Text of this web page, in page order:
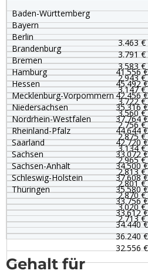
Baden-Württemberg
3.463 €
41.556 €
Bayern
3.791 €
45.492 €
Berlin
3.583 €
42.456 €
Brandenburg
2.943 €
35.316 €
Bremen
3.147 €
37.764 €
Hamburg
3.722 €
44.644 €
Hessen
3.560 €
42.720 €
Mecklenburg-Vorpommern
2.756 €
33.072 €
Niedersachsen
2.875 €
34.500 €
Nordrhein-Westfalen
3.134 €
37.608 €
Rheinland-Pfalz
2.965 €
35.580 €
Saarland
2.813 €
33.756 €
Sachsen
2.801 €
33.612 €
Sachsen-Anhalt
2.870 €
34.440 €
Schleswig-Holstein
3.020 €
36.240 €
Thüringen
2.713 €
32.556 €
Gehalt für